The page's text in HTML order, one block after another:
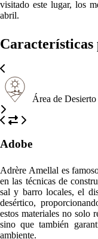
visitado este lugar, los
abril.
Área de Desierto
Adobe
Adrère Amellal es
en las técnicas de
sal y barro locales, el
desértico,
estos materiales no solo
sino que también
ambiente.